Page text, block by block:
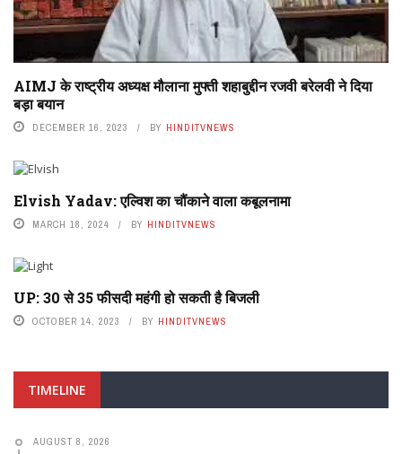
AIMJ के राष्ट्रीय अध्यक्ष मौलाना मुफ्ती शहाबुद्दीन रजवी बरेलवी ने द‍िया
बड़ा बयान
DECEMBER 16, 2023 BY HINDITVNEWS
Elvish Yadav: एल्विश का चौंकाने वाला कबूलनामा
MARCH 18, 2024 BY HINDITVNEWS
UP: 30 से 35 फीसदी महंगी हो सकती है बिजली
OCTOBER 14, 2023 BY HINDITVNEWS
TIMELINE
AUGUST 8, 2026